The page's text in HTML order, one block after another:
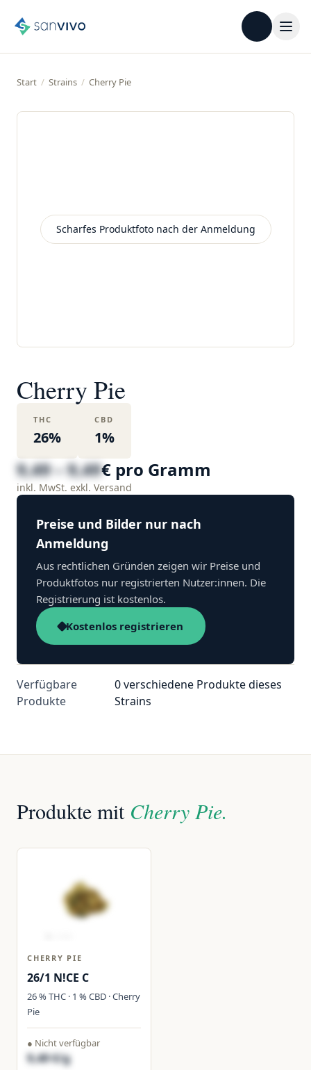
Start / Strains / Cherry Pie
Scharfes Produktfoto nach der Anmeldung
Cherry Pie
THC
26%
CBD
1%
9,49 – 9,49€ pro Gramm
inkl. MwSt. exkl. Versand
Preise und Bilder nur nach
Anmeldung
Aus rechtlichen Gründen zeigen wir Preise und
Produktfotos nur registrierten Nutzer:innen. Die
Registrierung ist kostenlos.
Kostenlos registrieren
Verfügbare
Produkte
0 verschiedene Produkte dieses
Strains
Produkte mit Cherry Pie.
CHERRY PIE
26/1 N!CE C
26 % THC · 1 % CBD · Cherry
Pie
● Nicht verfügbar
9,49 €/g